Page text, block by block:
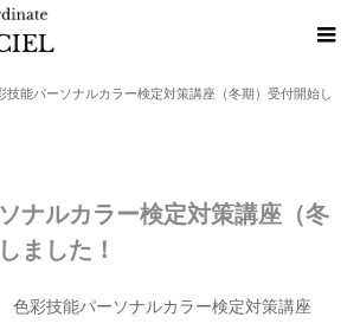
技能パーソナルカラー検定対策講座（冬期）受付開始し
ナルカラー検定対策講座（冬
ました！
色彩技能パーソナルカラー検定対策講座